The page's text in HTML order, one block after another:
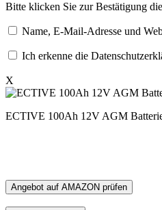
Bitte klicken Sie zur Bestätigung
Name, E-Mail-Adresse und
Ich erkenne die
X
ECTIVE 100Ah 12V AGM
Angebot auf AMAZON prüfen